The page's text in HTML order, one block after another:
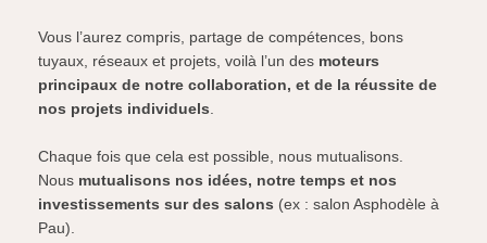
Vous l’aurez compris, partage de compétences, bons
tuyaux, réseaux et projets, voilà l’un des moteurs
principaux de notre collaboration, et de la réussite de
nos projets individuels
Chaque fois que cela est possible, nous mutualisons.
Nous mutualisons nos idées, notre temps et nos
investissements sur des salons (ex : salon Asphodèle à
Pau).